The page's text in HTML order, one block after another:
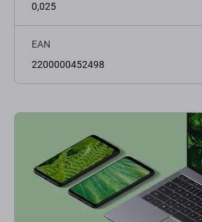
0,025
EAN
2200000452498